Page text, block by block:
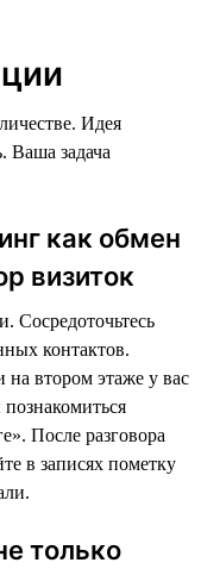
Идея
Ваша задача
как обмен
визиток
Сосредоточьтесь
контактов.
на втором этаже у вас
После разговора
в записях пометку
только